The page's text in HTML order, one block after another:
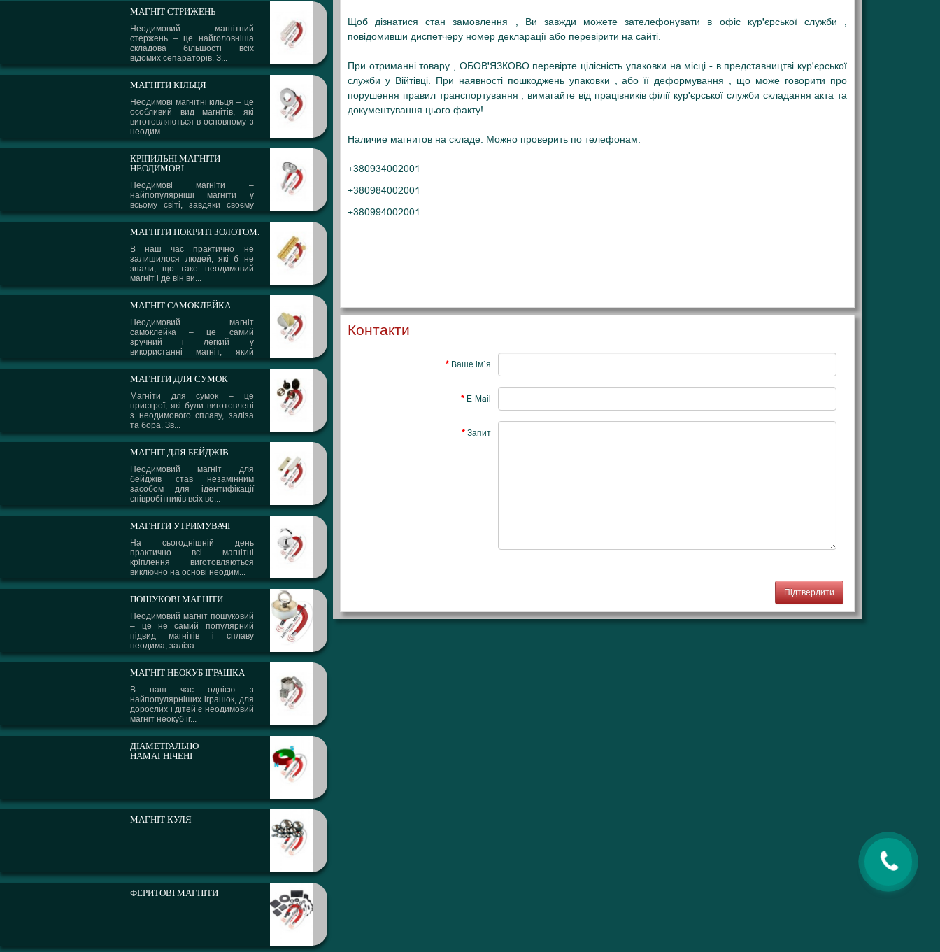
МАГНІТ СТРИЖЕНЬ
Неодимовий магнітний
стержень – це найголовніша
складова більшості всіх
відомих сепараторів. З...
МАГНІТИ КІЛЬЦЯ
Неодимові магнітні кільця – це
особливий вид магнітів, які
виготовляються в основному з
неодим...
КРІПИЛЬНІ МАГНІТИ
НЕОДИМОВІ
Неодимові магніти –
найпопулярніші магніти у
всьому світі, завдяки своєму
сплаву і надзвичайни...
МАГНІТИ ПОКРИТІ ЗОЛОТОМ.
В наш час практично не
залишилося людей, які б не
знали, що таке неодимовий
магніт і де він ви...
МАГНІТ САМОКЛЕЙКА.
Неодимовий магніт
самоклейка – це самий
зручний і легкий у
використанні магніт, який
може вико...
МАГНІТИ ДЛЯ СУМОК
Магніти для сумок – це
пристрої, які були виготовлені
з неодимового сплаву, заліза
та бора. Зв...
МАГНІТ ДЛЯ БЕЙДЖІВ
Неодимовий магніт для
бейджів став незамінним
засобом для ідентифікації
співробітників всіх ве...
МАГНІТИ УТРИМУВАЧІ
На сьогоднішній день
практично всі магнітні
кріплення виготовляються
виключно на основі неодим...
ПОШУКОВІ МАГНІТИ
Неодимовий магніт пошуковий
– це не самий популярний
підвид магнітів і сплаву
неодима, заліза ...
МАГНІТ НЕОКУБ ІГРАШКА
В наш час однією з
найпопулярніших іграшок, для
дорослих і дітей є неодимовий
магніт неокуб іг...
ДІАМЕТРАЛЬНО
НАМАГНІЧЕНІ
МАГНІТ КУЛЯ
ФЕРИТОВІ МАГНІТИ
Щоб дізнатися стан замовлення , Ви завжди можете зателефонувати в офіс кур'єрської служби ,
повідомивши диспетчеру номер декларації або перевірити на сайті.
При отриманні товару , ОБОВ'ЯЗКОВО перевірте цілісність упаковки на місці - в представництві кур'єрської
служби у Війтівці. При наявності пошкоджень упаковки , або її деформування , що може говорити про
порушення правил транспортування , вимагайте від працівників філії кур'єрської служби складання акта та
документування цього факту!
Наличие магнитов на складе. Можно проверить по телефонам.
+380934002001
+380984002001
+380994002001
Контакти
Ваше ім`я
E-Mail
Запит